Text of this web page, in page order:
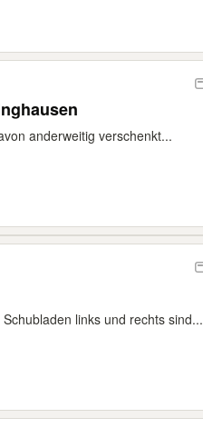
anderweitig verschenkt...
links und rechts sind...